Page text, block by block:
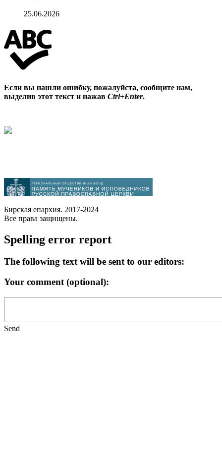
25.06.2026
Если вы нашли ошибку, пожалуйста, сообщите нам,
выделив этот текст и нажав Ctrl+Enter.
Бирская епархия. 2017-2024
Все права защищены.
Spelling error report
The following text will be sent to our editors:
Your comment (optional):
Send